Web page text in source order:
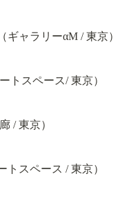
（ギャラリーαM / 東京）
トスペース/ 東京）
/ 東京）
トスペース / 東京）